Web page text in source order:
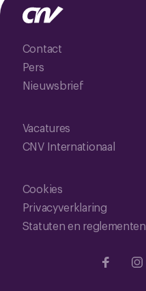
Contact
Pers
Nieuwsbrief
Vacatures
CNV Internationaal
Cookies
Privacyverklaring
Statuten en reglementen